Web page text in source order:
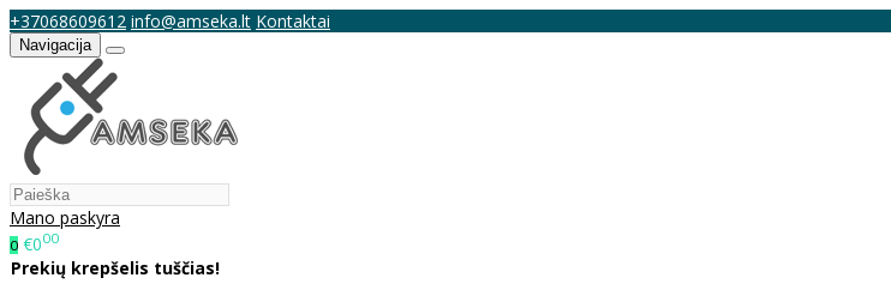
+37068609612 info@amseka.lt Kontaktai
Navigacija
Mano paskyra
0 €000
Prekių krepšelis tuščias!